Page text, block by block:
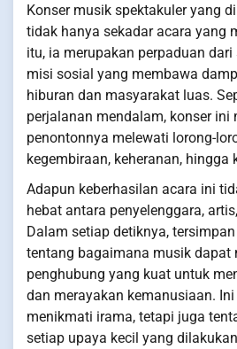
Konser musik spektakuler yang
tidak hanya sekadar acara yang
itu, ia merupakan perpaduan dari
misi sosial yang membawa
hiburan dan masyarakat luas.
perjalanan mendalam, konser ini
penontonnya melewati lorong-
kegembiraan, keheranan, hingga
Adapun keberhasilan acara ini
hebat antara penyelenggara,
Dalam setiap detiknya,
tentang bagaimana musik dapat
penghubung yang kuat untuk
dan merayakan kemanusiaan.
menikmati irama, tetapi juga
setiap upaya kecil yang